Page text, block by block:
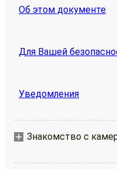
Об этом документе
Для Вашей
Уведомления
Знакомство с